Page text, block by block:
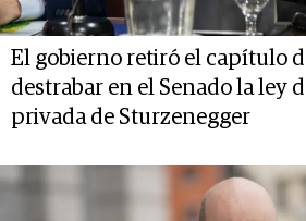
El gobierno retiró el capítulo
destrabar en el Senado la ley
privada de Sturzenegger